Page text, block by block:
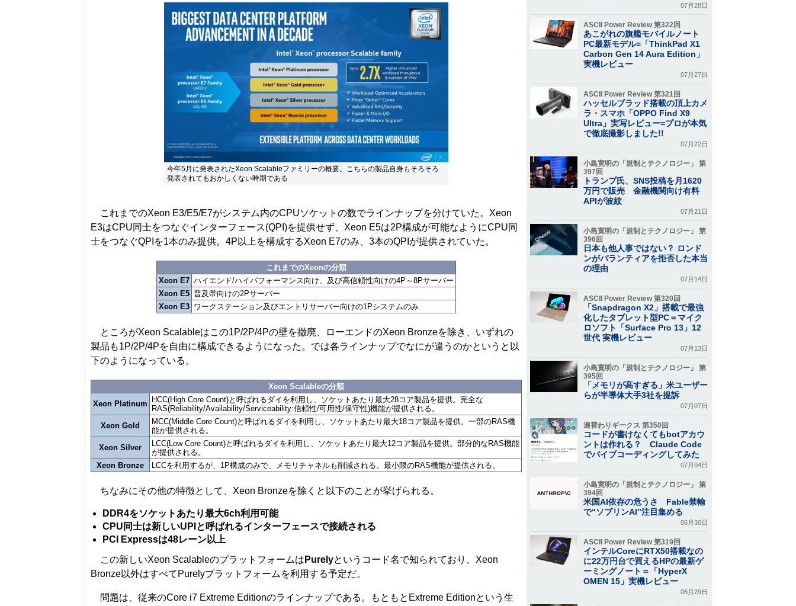
今年5月に発表されたXeon Scalableファミリーの概要。こちらの製品自身もそろそろ
発表されてもおかしくない時期である
これまでのXeon E3/E5/E7がシステム内のCPUソケットの数でラインナップを分けていた。Xeon
E3はCPU同士をつなぐインターフェース(QPI)を提供せず、Xeon E5は2P構成が可能なようにCPU同
士をつなぐQPIを1本のみ提供。4P以上を構成するXeon E7のみ、3本のQPIが提供されていた。
これまでのXeonの分類
Xeon E7 ハイエンド/ハイパフォーマンス向け、及び高信頼性向けの4P～8Pサーバー
Xeon E5 普及帯向けの2Pサーバー
Xeon E3 ワークステーション及びエントリサーバー向けの1Pシステムのみ
ところがXeon Scalableはこの1P/2P/4Pの壁を撤廃、ローエンドのXeon Bronzeを除き、いずれの
製品も1P/2P/4Pを自由に構成できるようになった。では各ラインナップでなにが違うのかというと以
下のようになっている。
Xeon Scalableの分類
Xeon Platinum
HCC(High Core Count)と呼ばれるダイを利用し、ソケットあたり最大28コア製品を提供。完全な
RAS(Reliability/Availability/Serviceability:信頼性/可用性/保守性)機能が提供される。
Xeon Gold
MCC(Middle Core Count)と呼ばれるダイを利用し、ソケットあたり最大18コア製品を提供。一部のRAS機
能が提供される。
Xeon Silver
LCC(Low Core Count)と呼ばれるダイを利用し、ソケットあたり最大12コア製品を提供。部分的なRAS機能
が提供される。
Xeon Bronze
LCCを利用するが、1P構成のみで、メモリチャネルも削減される。最小限のRAS機能が提供される。
ちなみにその他の特徴として、Xeon Bronzeを除くと以下のことが挙げられる。
DDR4をソケットあたり最大6ch利用可能
CPU同士は新しいUPIと呼ばれるインターフェースで接続される
PCI Expressは48レーン以上
この新しいXeon Scalableのプラットフォームは Purelyというコード名で知られており、Xeon
Bronze以外はすべてPurelyプラットフォームを利用する予定だ。
問題は、従来のCore i7 Extreme Editionのラインナップである。もともとExtreme Editionという生
07月28日
ASCII Power Review 第322回
あこがれの旗艦モバイルノート
PC最新モデル=「ThinkPad X1
Carbon Gen 14 Aura Edition」
実機レビュー
07月27日
ASCII Power Review 第321回
ハッセルブラッド搭載の頂上カメ
ラ・スマホ「OPPO Find X9
Ultra」実写レビュー=プロが本気
で徹底撮影しました!!
07月22日
小島寛明の「規制とテクノロジー」 第
397回
トランプ氏、SNS投稿を月1620
万円で販売 金融機関向け有料
APIが波紋
07月21日
小島寛明の「規制とテクノロジー」 第
396回
日本も他人事ではない？ ロンド
ンがパランティアを拒否した本当
の理由
07月14日
ASCII Power Review 第320回
「Snapdragon X2」搭載で最強
化したタブレット型PC＝マイク
ロソフト「Surface Pro 13」12
世代 実機レビュー
07月13日
小島寛明の「規制とテクノロジー」 第
395回
「メモリが高すぎる」米ユーザー
らが半導体大手3社を提訴
07月07日
週替わりギークス 第350回
コードが書けなくてもbotアカウ
ントは作れる？ Claude Code
でバイブコーディングしてみた
07月04日
小島寛明の「規制とテクノロジー」 第
394回
米国AI依存の危うさ Fable禁輸
で“ソブリンAI”注目集める
06月30日
ASCII Power Review 第319回
インテルCoreにRTX50搭載なの
に22万円台で買えるHPの最新ゲ
ーミングノート＝「HyperX
OMEN 15」実機レビュー
06月29日